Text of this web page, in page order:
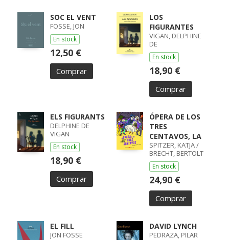
SOC EL VENT
FOSSE, JON
En stock
12,50 €
Comprar
LOS
FIGURANTES
VIGAN, DELPHINE
DE
En stock
18,90 €
Comprar
ELS FIGURANTS
DELPHINE DE
VIGAN
En stock
18,90 €
Comprar
ÓPERA DE LOS
TRES
CENTAVOS, LA
SPITZER, KATJA /
BRECHT, BERTOLT
En stock
24,90 €
Comprar
EL FILL
JON FOSSE
DAVID LYNCH
PEDRAZA, PILAR